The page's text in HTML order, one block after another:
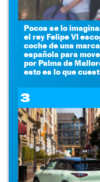
Pocos se lo
el rey Felipe VI
coche de una marca
española para
por Palma de
esto es lo que
3